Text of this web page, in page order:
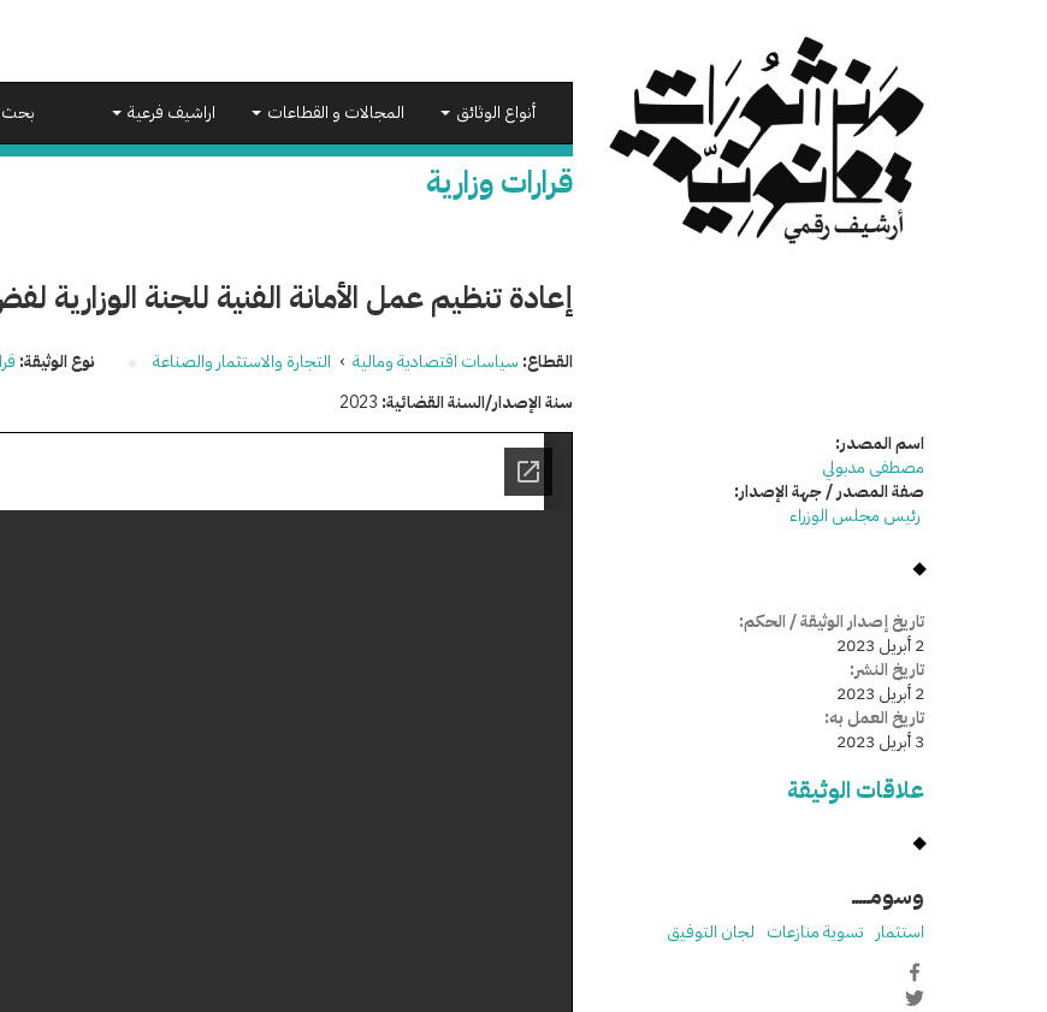
بحث
أنواع الوثائق المجالات و القطاعات اراشيف فرعية
قرارات وزارية
إعادة تنظيم عمل الأمانة الفنية للجنة الوزارية
القطاع: سياسات اقتصادية ومالية › التجارة والاستثمار والصناعة نوع الوثيقة:
سنة الإصدار/السنة القضائية: 2023
اسم المصدر:
مصطفى مدبولي
صفة المصدر / جهة الإصدار:
رئيس مجلس الوزراء
تاريخ إصدار الوثيقة / الحكم:
2 أبريل 2023
تاريخ النشر:
2 أبريل 2023
تاريخ العمل به:
3 أبريل 2023
علاقات الوثيقة
وسومـــــ
استثمار تسوية منازعات لجان التوفيق